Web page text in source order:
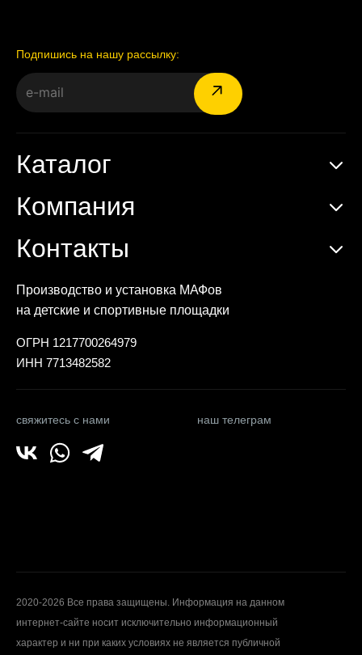
Подпишись на нашу рассылку:
Производство и установка МАФов
на детские и спортивные площадки
ОГРН 1217700264979
ИНН 7713482582
свяжитесь с нами наш телеграм
Каталог
Компания
Контакты
2020-2026 Все права защищены. Информация на данном
интернет-сайте носит исключительно информационный
характер и ни при каких условиях не является публичной